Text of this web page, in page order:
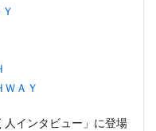
ＡＹ
人インタビュー」に登場